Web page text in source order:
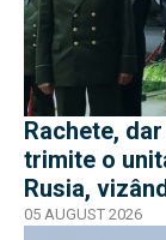
Rachete,
trimite o
Rusia,
05 AUGUST 2026